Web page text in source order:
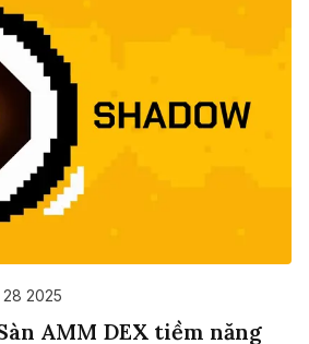
28 2025
AMM DEX tiềm năng